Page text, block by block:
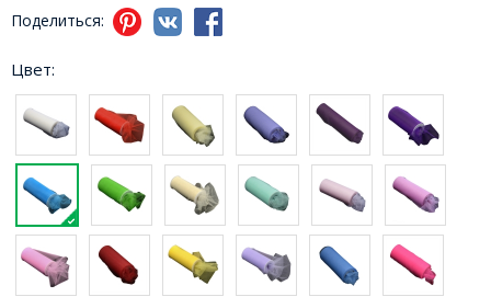
Поделиться:
Цвет: